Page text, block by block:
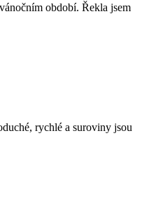
období. Řekla jsem
rychlé a suroviny jsou